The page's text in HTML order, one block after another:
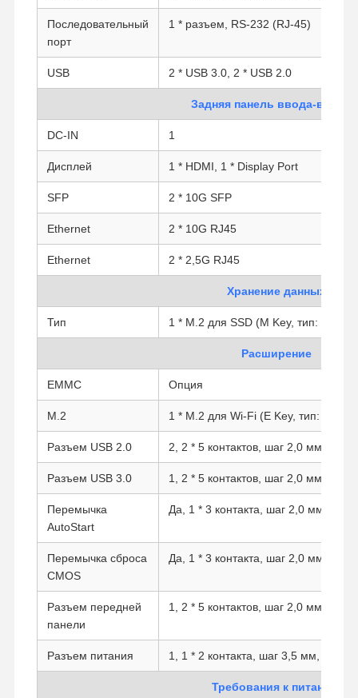
Страница
О Компании
Наша
Фабрика
Контроль
Качества
Контактные Побеседуйте
Теперь
Брандмауэр мини ПК
1U Rackmount PC
POE Мини-ПК
NAS Mini PC
Celeron Mini ПК
Core Mini PC
Последовательный
порт
1 * разъем, RS-232 (RJ-45)
USB 2 * USB 3.0, 2 * USB 2.0
Задняя панель ввода-
DC-IN 1
Дисплей 1 * HDMI, 1 * Display Port
SFP 2 * 10G SFP
Ethernet 2 * 10G RJ45
Ethernet 2 * 2,5G RJ45
Хранение данных
Тип 1 * M.2 для SSD (M Key, тип: 2280,
Расширение
EMMC Опция
M.2 1 * M.2 для Wi-Fi (E Key, тип: 2230)
Разъем USB 2.0 2, 2 * 5 контактов, шаг 2,0 мм
Разъем USB 3.0 1, 2 * 5 контактов, шаг 2,0 мм,
Перемычка
AutoStart
Да, 1 * 3 контакта, шаг 2,0 мм
Перемычка сброса
CMOS
Да, 1 * 3 контакта, шаг 2,0 мм
Разъем передней
панели
1, 2 * 5 контактов, шаг 2,0 мм
Разъем питания 1, 1 * 2 контакта, шаг 3,5 мм,
Требования к питанию